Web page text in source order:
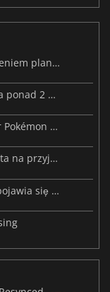
MARVEL Tōkon debiutuje wraz z ujawnieniem planu rozwoju na pierwszy rok
Resident Evil: Veronica znalazł się już na ponad 2 milionach list życzeń
Beast of Reincarnation: twórcy serii gier Pokémon wkraczają na nową ścieżkę
Big Walk już w sprzedaży – podróż oparta na przyjaźni
W Warhammer 40,000: Dawn of War 4 pojawia się frakcja Nekronów